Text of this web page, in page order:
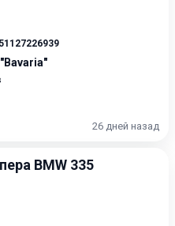
51127226939
26 дней назад
BMW 335